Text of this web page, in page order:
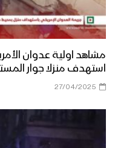
مشاهد اولية عدوان
استهدف منزلا جوار
27/04/2025